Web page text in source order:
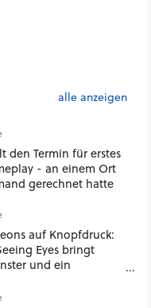
alle anzeigen
den Termin für erstes
- an einem Ort
gerechnet hatte
auf Knopfdruck:
Eyes bringt
und ein